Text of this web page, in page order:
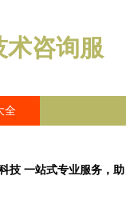
咨询服
全
技 一站式专业服务，助